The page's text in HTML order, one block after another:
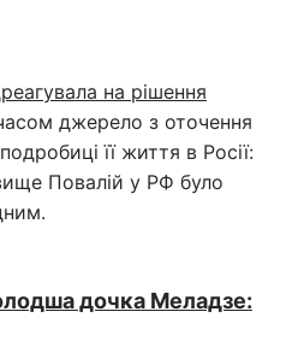
на рішення
джерело з оточення
її життя в Росії:
Повалій у РФ було
дочка Меладзе: